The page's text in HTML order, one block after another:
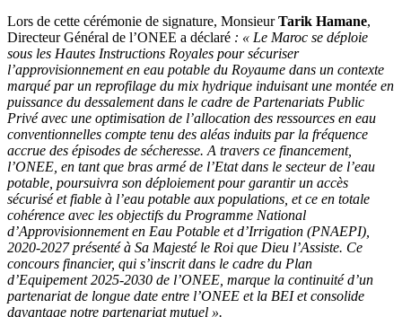
Lors de cette cérémonie de signature, MonsieurTarik Hamane,
Directeur Général de l’ONEE a déclaré : « Le Maroc se déploie
sous les Hautes Instructions Royales pour sécuriser
l’approvisionnement en eau potable du Royaume dans un contexte
marqué par un reprofilage du mix hydrique induisant une montée en
puissance du dessalement dans le cadre de Partenariats Public
Privé avec une optimisation de l’allocation des ressources en eau
conventionnelles compte tenu des aléas induits par la fréquence
accrue des épisodes de sécheresse. A travers ce financement,
l’ONEE, en tant que bras armé de l’Etat dans le secteur de l’eau
potable, poursuivra son déploiement pour garantir un accès
sécurisé et fiable à l’eau potable aux populations, et ce en totale
cohérence avec les objectifs du Programme National
d’Approvisionnement en Eau Potable et d’Irrigation (PNAEPI),
2020-2027 présenté à Sa Majesté le Roi que Dieu l’Assiste. Ce
concours financier, qui s’inscrit dans le cadre du Plan
d’Equipement 2025-2030 de l’ONEE, marque la continuité d’un
partenariat de longue date entre l’ONEE et la BEI et consolide
davantage notre partenariat mutuel ».